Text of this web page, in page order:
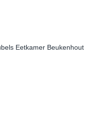
Eetkamer Beukenhout